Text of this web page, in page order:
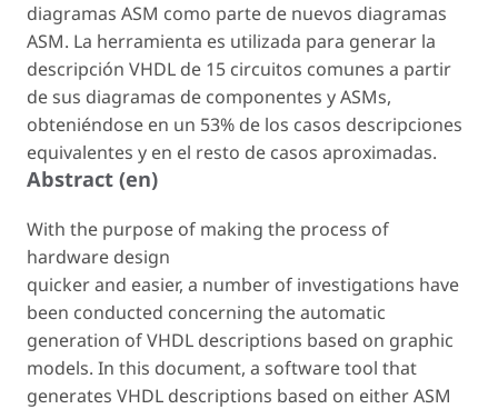
diagramas ASM como parte de nuevos diagramas
ASM. La herramienta es utilizada para generar la
descripción VHDL de 15 circuitos comunes a partir
de sus diagramas de componentes y ASMs,
obteniéndose en un 53% de los casos descripciones
equivalentes y en el resto de casos aproximadas.
Abstract (en)
With the purpose of making the process of
hardware design
quicker and easier, a number of investigations have
been conducted concerning the automatic
generation of VHDL descriptions based on graphic
models. In this document, a software tool that
generates VHDL descriptions based on either ASM